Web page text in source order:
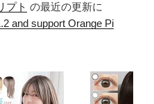
プト の最近の更新に
and support Orange Pi